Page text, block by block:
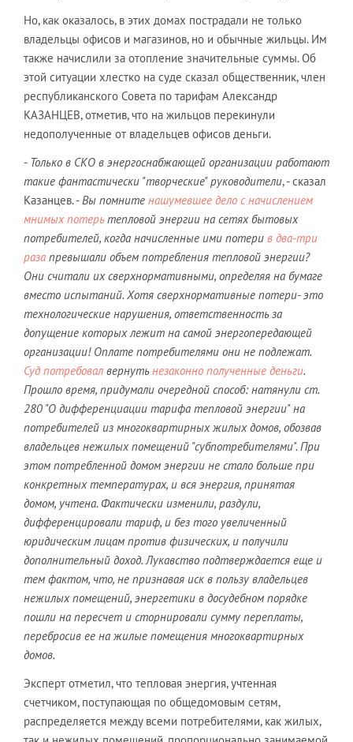
Но, как оказалось, в этих домах пострадали не только
владельцы офисов и магазинов, но и обычные жильцы. Им
также начислили за отопление значительные суммы. Об
этой ситуации хлестко на суде сказал общественник, член
республиканского Совета по тарифам Александр
КАЗАНЦЕВ, отметив, что на жильцов перекинули
недополученные от владельцев офисов деньги.
- Только в СКО в энергоснабжающей организации работают
такие фантастически "творческие" руководители, - сказал
Казанцев. -Вы помните нашумевшее дело с начислением
мнимых потерьтепловой энергии на сетях бытовых
потребителей, когда начисленные ими потери в два-три
раза превышали объем потребления тепловой энергии?
Они считали их сверхнормативными, определяя на бумаге
вместо испытаний. Хотя сверхнормативные потери- это
технологические нарушения, ответственность за
допущение которых лежит на самой энергопередающей
организации! Оплате потребителями они не подлежат.
Суд потребовал вернутьнезаконно полученные деньги.
Прошло время, придумали очередной способ: натянули ст.
280 "О дифференциации тарифа тепловой энергии" на
потребителей из многоквартирных жилых домов, обозвав
владельцев нежилых помещений "субпотребителями". При
этом потребленной домом энергии не стало больше при
конкретных температурах, и вся энергия, принятая
домом, учтена. Фактически изменили, раздули,
дифференцировали тариф, и без того увеличенный
юридическим лицам против физических, и получили
дополнительный доход. Лукавство подтверждается еще и
тем фактом, что, не признавая иск в пользу владельцев
нежилых помещений, энергетики в досудебном порядке
пошли на пересчет и сторнировали сумму переплаты,
перебросив ее на жилые помещения многоквартирных
домов.
Эксперт отметил, что тепловая энергия, учтенная
счетчиком, поступающая по общедомовым сетям,
распределяется между всеми потребителями, как жилых,